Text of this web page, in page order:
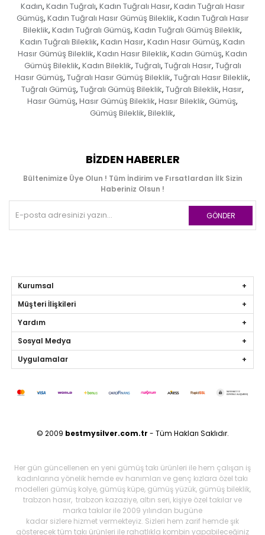
Kadın, Kadın Tuğralı, Kadın Tuğralı Hasır, Kadın Tuğralı Hasır
Gümüş, Kadın Tuğralı Hasır Gümüş Bileklik, Kadın Tuğralı Hasır
Bileklik, Kadın Tuğralı Gümüş, Kadın Tuğralı Gümüş Bileklik,
Kadın Tuğralı Bileklik, Kadın Hasır, Kadın Hasır Gümüş, Kadın
Hasır Gümüş Bileklik, Kadın Hasır Bileklik, Kadın Gümüş, Kadın
Gümüş Bileklik, Kadın Bileklik, Tuğralı, Tuğralı Hasır, Tuğralı
Hasır Gümüş, Tuğralı Hasır Gümüş Bileklik, Tuğralı Hasır Bileklik,
Tuğralı Gümüş, Tuğralı Gümüş Bileklik, Tuğralı Bileklik, Hasır,
Hasır Gümüş, Hasır Gümüş Bileklik, Hasır Bileklik, Gümüş,
Gümüş Bileklik, Bileklik,
BIZDEN HABERLER
Bültenimize Üye Olun ! Tüm İndirim ve Fırsatlardan İlk Sizin
Haberiniz Olsun !
GÖNDER
Kurumsal
Müşteri İlişkileri
Yardım
Sosyal Medya
Uygulamalar
© 2009 bestmysilver.com.tr - Tüm Hakları Saklıdır.
Her gün güncellenen en yeni gümüş takı ürünleri ile hem çalışan iş
kadınlarına yönelik hemde ev hanımları ve genç kızlara özel takı
modelleri gümüş kolye, gümüş küpe, gümüş yüzük, gümüş bileklik,
trabzon hasır, trabzon kazaziye, altın seri, kişiye özel takılar ve
marka takılar ile 2009 yılından bugüne
kadar sizlere hizmet vermekteyiz. Sizleri hem zarif hemde şık
gösterecek tüm takı ürünleri ile rahatlıkla kombin yapabileceğiniz